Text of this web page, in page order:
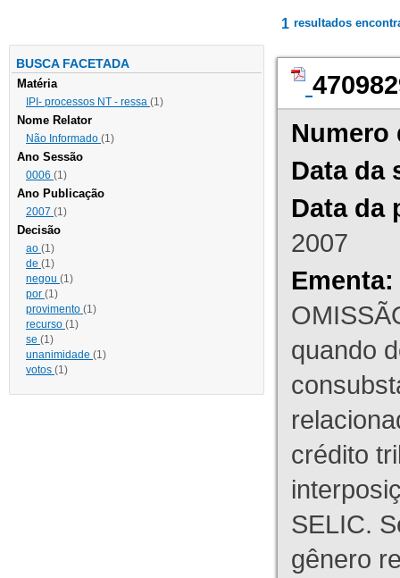
BUSCA FACETADA
Matéria
IPI- processos NT - ressa (1)
Nome Relator
Não Informado (1)
Ano Sessão
0006 (1)
Ano Publicação
2007 (1)
Decisão
ao (1)
de (1)
negou (1)
por (1)
provimento (1)
recurso (1)
se (1)
unanimidade (1)
votos (1)
1 resultados
Numero
Data da
Data da
2007
Ementa:
quando
crédito
SELIC.
gênero